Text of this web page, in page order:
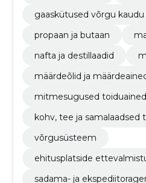
gaaskütused võrgu kaudu
propaan ja butaan
nafta ja destillaadid
määrdeõlid ja
mitmesugused toiduained
kohv, tee ja samalaadsed
võrgusüsteem
ehitusplatside
sadama- ja